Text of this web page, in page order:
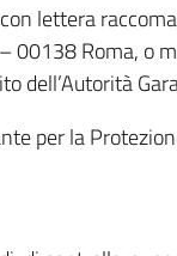
lettera
00138 Roma, o
dell’Autorità
per la